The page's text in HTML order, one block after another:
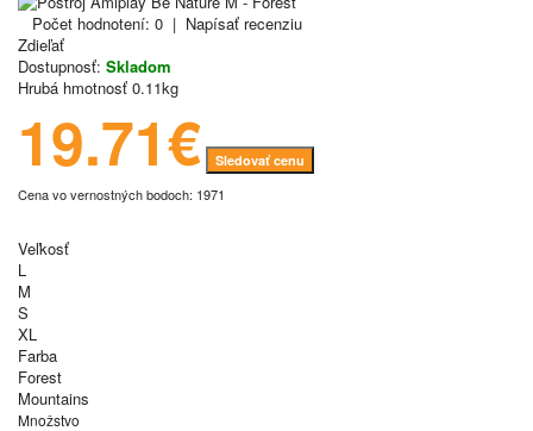
Počet hodnotení: 0 | Napísať recenziu
Zdieľať
Dostupnosť: Skladom
Hrubá hmotnosť 0.11kg
19.71€ Sledovať cenu
Cena vo vernostných bodoch: 1971
Veľkosť
L
M
S
XL
Farba
Forest
Mountains
Množstvo